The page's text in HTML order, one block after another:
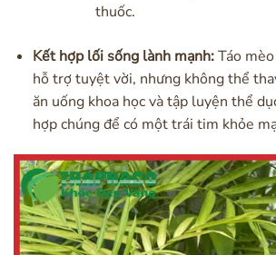
thuốc.
Kết hợp lối sống lành mạnh:Táo
hỗ trợ tuyệt vời, nhưng không thể
ăn uống khoa học và tập luyện thể
hợp chúng để có một trái tim khỏe